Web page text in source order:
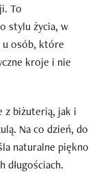
To
stylu życia, w
u osób, które
kroje i nie
z biżuterią, jak i
Na co dzień, do
naturalne piękno
długościach.